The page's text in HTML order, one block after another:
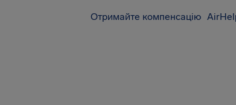
Отримайте компенсацію